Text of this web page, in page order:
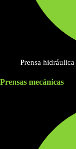
Prensa
Prensas mecánicas